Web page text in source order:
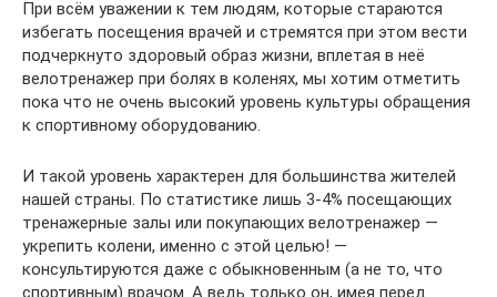
При всём уважении к тем людям, которые стараются
избегать посещения врачей и стремятся при этом вести
подчеркнуто здоровый образ жизни, вплетая в неё
велотренажер при болях в коленях, мы хотим отметить
пока что не очень высокий уровень культуры обращения
к спортивному оборудованию.
И такой уровень характерен для большинства жителей
нашей страны. По статистике лишь 3-4% посещающих
тренажерные залы или покупающих велотренажер —
укрепить колени, именно с этой целью! —
консультируются даже с обыкновенным (а не то, что
спортивным) врачом. А ведь только он, имея перед